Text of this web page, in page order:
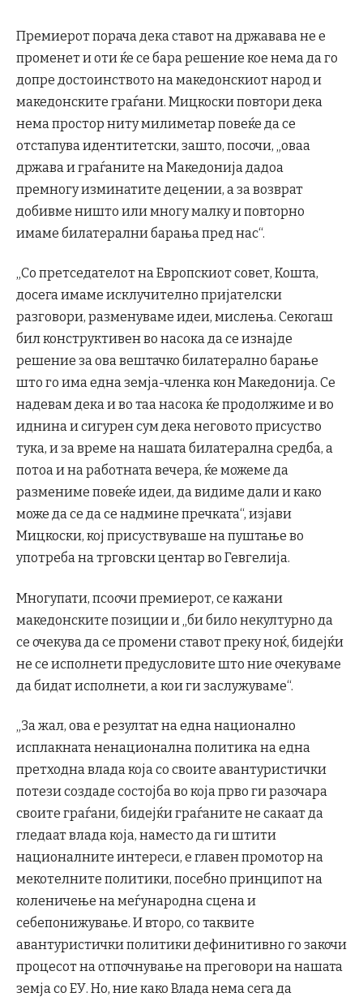
Премиерот порача дека ставот на државава не е
променет и оти ќе се бара решение кое нема да го
допре достоинството на македонскиот народ и
македонските граѓани. Мицкоски повтори дека
нема простор ниту милиметар повеќе да се
отстапува идентитетски, зашто, посочи, „оваа
држава и граѓаните на Македонија дадоа
премногу изминатите децении, а за возврат
добивме ништо или многу малку и повторно
имаме билатерални барања пред нас“.
„Со претседателот на Европскиот совет, Кошта,
досега имаме исклучително пријателски
разговори, разменуваме идеи, мислења. Секогаш
бил конструктивен во насока да се изнајде
решение за ова вештачко билатерално барање
што го има една земја-членка кон Македонија. Се
надевам дека и во таа насока ќе продолжиме и во
иднина и сигурен сум дека неговото присуство
тука, и за време на нашата билатерална средба, а
потоа и на работната вечера, ќе можеме да
размениме повеќе идеи, да видиме дали и како
може да се да се надмине пречката“, изјави
Мицкоски, кој присуствуваше на пуштање во
употреба на трговски центар во Гевгелија.
Многупати, псоочи премиерот, се кажани
македонските позиции и „би било некултурно да
се очекува да се промени ставот преку ноќ, бидејќи
не се исполнети предусловите што ние очекуваме
да бидат исполнети, а кои ги заслужуваме“.
„За жал, ова е резултат на една национално
исплакната ненационална политика на една
претходна влада која со своите авантуристички
потези создаде состојба во која прво ги разочара
своите граѓани, бидејќи граѓаните не сакаат да
гледаат влада која, наместо да ги штити
националните интереси, е главен промотор на
мекотелните политики, посебно принципот на
коленичење на меѓународна сцена и
себепонижување. И второ, со таквите
авантуристички политики дефинитивно го закочи
процесот на отпочнување на преговори на нашата
земја со ЕУ. Но, ние како Влада нема сега да